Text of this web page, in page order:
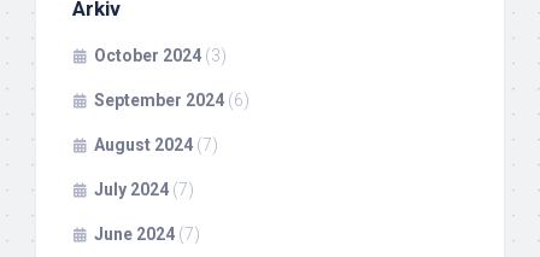
Arkiv
October 2024 (3)
September 2024 (6)
August 2024 (7)
July 2024 (7)
June 2024 (7)